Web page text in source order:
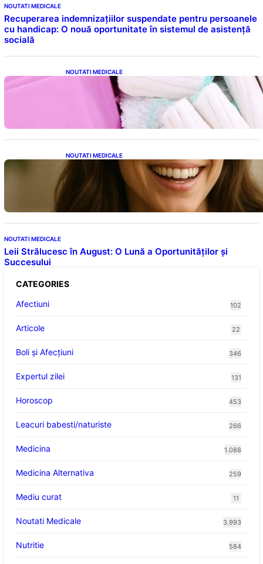
NOUTATI MEDICALE
Recuperarea indemnizațiilor suspendate pentru persoanele
cu handicap: O nouă oportunitate în sistemul de asistență
socială
NOUTATI MEDICALE
Tampoanele menstruale: O analiză profundă
a riscurilor legate de metale toxice
NOUTATI MEDICALE
Ceaiul – Băutura care protejează inima:
Descoperiri recente despre beneficiile
consumului zilnic
NOUTATI MEDICALE
Leii Strălucesc în August: O Lună a Oportunităților și
Succesului
CATEGORIES
Afectiuni
102
Articole 22
Boli și Afecțiuni 346
Expertul zilei 131
Horoscop 453
Leacuri babesti/naturiste 266
Medicina 1.088
Medicina Alternativa 259
Mediu curat 11
Noutati Medicale 3.993
Nutritie 584